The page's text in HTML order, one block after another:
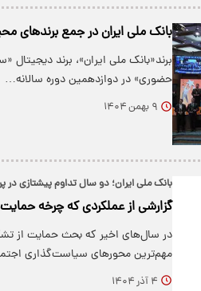
بانک ملی ایران در جمع برندهای
برند«بانک ملی ایران»، برند
حضوری» در دوازدهمین دوره سالانه…
۹ بهمن ۱۴۰۴
بانک ملی ایران؛ دو سال تداوم پیشتازی در
گزارشی از عملکردی که چرخه حمایت
در سال‌های اخیر که بحث حمایت از
مهم‌ترین محورهای سیاست‌گذاری
۴ آذر ۱۴۰۴